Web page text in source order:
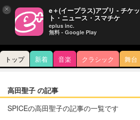
トップ 新着 音楽 クラシック 舞台
高田聖子 の記事
SPICEの高田聖子の記事の一覧です
× e＋(イープラス)アプリ - チケッ
ト・ニュース・スマチケ
eplus inc.
無料 - Google Play